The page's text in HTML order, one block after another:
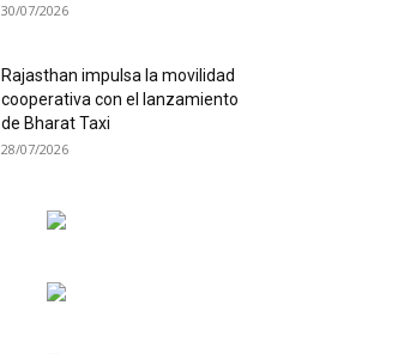
30/07/2026
Rajasthan impulsa la movilidad
cooperativa con el lanzamiento
de Bharat Taxi
28/07/2026